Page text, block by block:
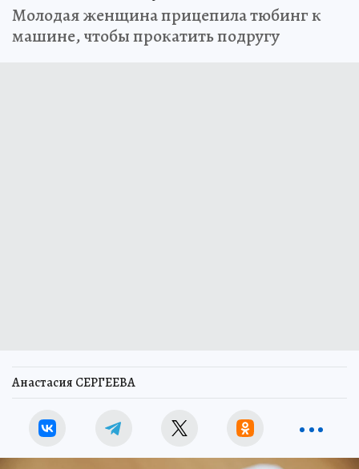
Молодая женщина прицепила тюбинг к
машине, чтобы прокатить подругу
Анастасия СЕРГЕЕВА